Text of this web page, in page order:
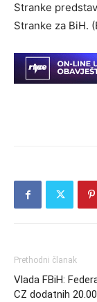
Stranke
Stranke za BiH.
Prethodni članak
Vlada FBiH:
CZ dodatnih